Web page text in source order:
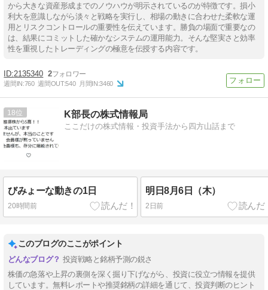
から大きな資産形成までのノウハウが明示されているのが特徴です。損小
利大を意識しながら淡々と戦略を実行し、相場の動きに合わせた柔軟な運
用とリスクコントロールの重要性を伝えています。勝負の場面で重要なの
は、結果にコミットした確かなシステムの運用能力。そんな堅実さと効率
性を重視したトレーディングの極意を伝授する内容です。
2135340 2
週間IN:760 週間OUT:540 月間IN:3460
18 K部長の株式情報局
ここだけの株式情報・投資手法から四方山話まで
びみょーな動きの1日
20時間前
明日8月6日（木）
2日前
このブログのここがポイント
投資戦略と銘柄予測の鋭さ
株価の急落や上昇の裏側を深く掘り下げながら、投資に役立つ情報を提供
しています。無料レポートや推奨銘柄の詳細を通じて、投資判断のヒント